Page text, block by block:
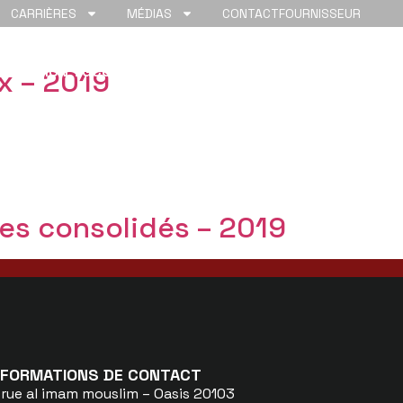
CARRIÈRES MÉDIAS CONTACTFOURNISSEUR
TGCC
– 2019
consolidés – 2019
DE CONTACT
al imam mouslim – Oasis 20103